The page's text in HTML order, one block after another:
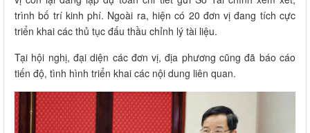
trình bố trí kinh phí. Ngoài ra, hiện có 20 đơn vị đang tích cực
triển khai các thủ tục đấu thầu chỉnh lý tài liệu.
Tại hội nghị, đại diện các đơn vị, địa phương cũng đã báo cáo
tiến độ, tình hình triển khai các nội dung liên quan.